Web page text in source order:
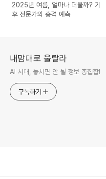
2025년 여름, 얼마나 더울까? 기
후 전문가의 충격 예측
내맘대로 울랄라
AI 시대, 놓치면 안 될 정보 총집합!
구독하기